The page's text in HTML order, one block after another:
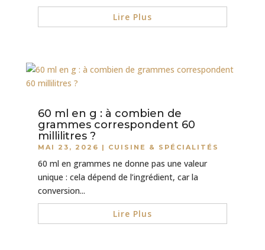
Lire Plus
60 ml en g : à combien de
grammes correspondent 60
millilitres ?
MAI 23, 2026 | CUISINE & SPÉCIALITÉS
60 ml en grammes ne donne pas une valeur
unique : cela dépend de l’ingrédient, car la
conversion...
Lire Plus